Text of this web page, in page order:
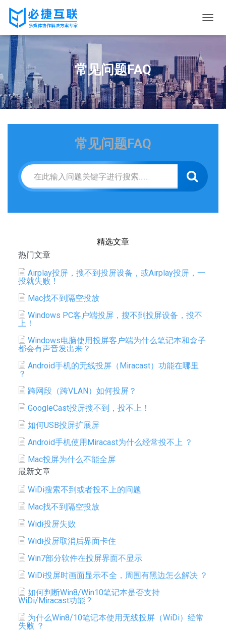
换
常见问题FAQ
常见问题FAQ
精选文章
热门文章
Airplay投屏，搜不到投屏设备，或Airplay投屏，一
投就失败！
Mac找不到隔空投放
Windows PC客户端投屏，搜不到投屏设备，投不
上！
Windows电脑使用投屏客户端为什么笔记本和盒子
都会有声音发出来？
Android手机的无线投屏（Miracast）功能在哪里
？
跨网段（跨VLAN）如何投屏？
GoogleCast投屏搜不到，投不上！
如何USB投屏扩展屏
Android手机使用Miracast为什么经常投不上 ？​
Mac投屏为什么不能全屏
最新文章
WiDi搜索不到或者投不上的问题
Mac找不到隔空投放
Widi投屏失败
Widi投屏取消后界面卡住
Win7部分软件在投屏界面不显示
WiDi投屏时画面显示不全，周围有黑边怎么解决 ？
如何判断Win8/Win10笔记本是否支持
WiDi/Miracast功能 ?
为什么Win8/10笔记本使用无线投屏（WiDi）经常
失败 ？